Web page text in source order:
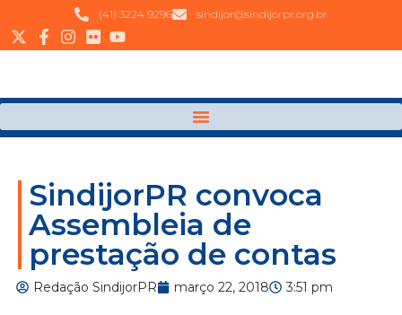
(41) 3224 9296 sindijor@sindijorpr.org.br
SindijorPR convoca
Assembleia de
prestação de contas
Redação SindijorPR março 22, 2018 3:51 pm